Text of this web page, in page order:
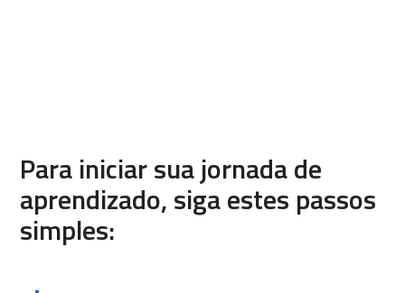
Para iniciar sua jornada de
aprendizado, siga estes passos
simples: